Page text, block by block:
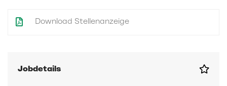
Download Stellenanzeige
Jobdetails